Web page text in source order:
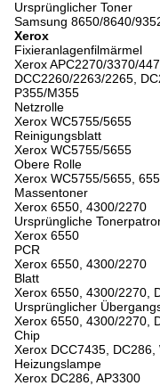
Ursprünglicher Toner
Samsung 8650/8640/
Xerox
Fixieranlagenfilmärmel
Xerox APC2270/3370/
DCC2260/2263/2265,
P355/M355
Netzrolle
Xerox WC5755/5655
Reinigungsblatt
Xerox WC5755/5655
Obere Rolle
Xerox WC5755/5655,
Massentoner
Xerox 6550, 4300/2270
Ursprüngliche
Xerox 6550
PCR
Xerox 6550, 4300/2270
Blatt
Xerox 6550, 4300/2270,
Ursprünglicher
Xerox 6550, 4300/2270,
Chip
Xerox DCC7435, DC286,
Heizungslampe
Xerox DC286, AP3300